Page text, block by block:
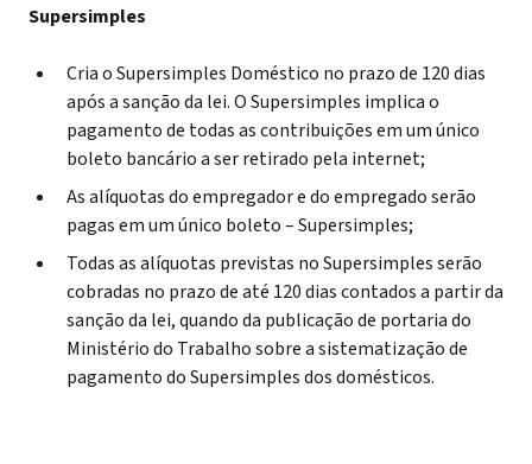
Supersimples
Cria o Supersimples Doméstico no prazo de 120 dias
após a sanção da lei. O Supersimples implica o
pagamento de todas as contribuições em um único
boleto bancário a ser retirado pela internet;
As alíquotas do empregador e do empregado serão
pagas em um único boleto – Supersimples;
Todas as alíquotas previstas no Supersimples serão
cobradas no prazo de até 120 dias contados a partir da
sanção da lei, quando da publicação de portaria do
Ministério do Trabalho sobre a sistematização de
pagamento do Supersimples dos domésticos.